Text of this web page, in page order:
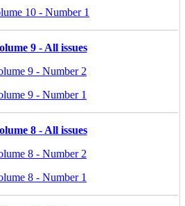
2026: Volume 10 - Number 1
2025: Volume 9 - All issues
2025: Volume 9 - Number 2
2025: Volume 9 - Number 1
2024: Volume 8 - All issues
2024: Volume 8 - Number 2
2024: Volume 8 - Number 1